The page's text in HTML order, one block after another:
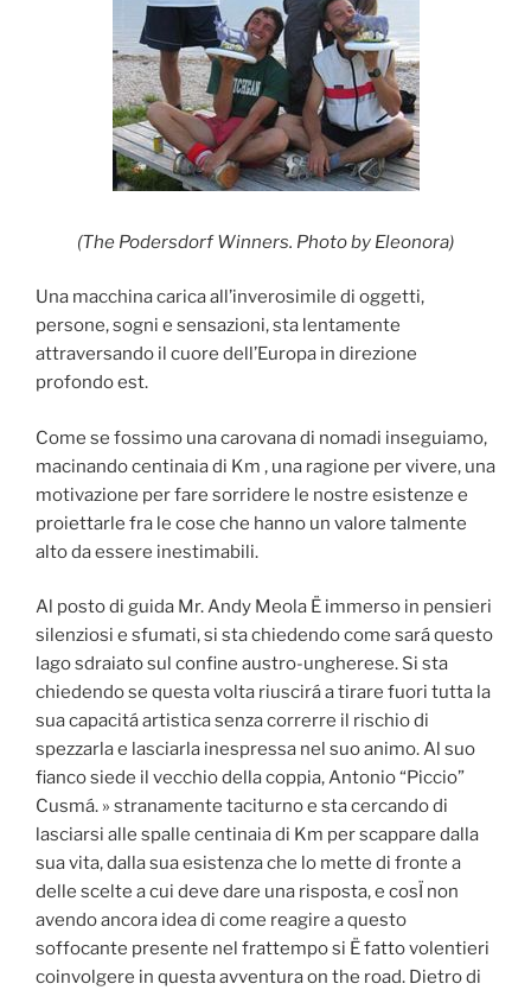
(The Podersdorf Winners. Photo by Eleonora)
Una macchina carica all’inverosimile di oggetti,
persone, sogni e sensazioni, sta lentamente
attraversando il cuore dell’Europa in direzione
profondo est.
Come se fossimo una carovana di nomadi inseguiamo,
macinando centinaia di Km , una ragione per vivere, una
motivazione per fare sorridere le nostre esistenze e
proiettarle fra le cose che hanno un valore talmente
alto da essere inestimabili.
Al posto di guida Mr. Andy Meola Ë immerso in pensieri
silenziosi e sfumati, si sta chiedendo come sará questo
lago sdraiato sul confine austro-ungherese. Si sta
chiedendo se questa volta riuscirá a tirare fuori tutta la
sua capacitá artistica senza correrre il rischio di
spezzarla e lasciarla inespressa nel suo animo. Al suo
fianco siede il vecchio della coppia, Antonio “Piccio”
Cusmá. » stranamente taciturno e sta cercando di
lasciarsi alle spalle centinaia di Km per scappare dalla
sua vita, dalla sua esistenza che lo mette di fronte a
delle scelte a cui deve dare una risposta, e cosÏ non
avendo ancora idea di come reagire a questo
soffocante presente nel frattempo si Ë fatto volentieri
coinvolgere in questa avventura on the road. Dietro di